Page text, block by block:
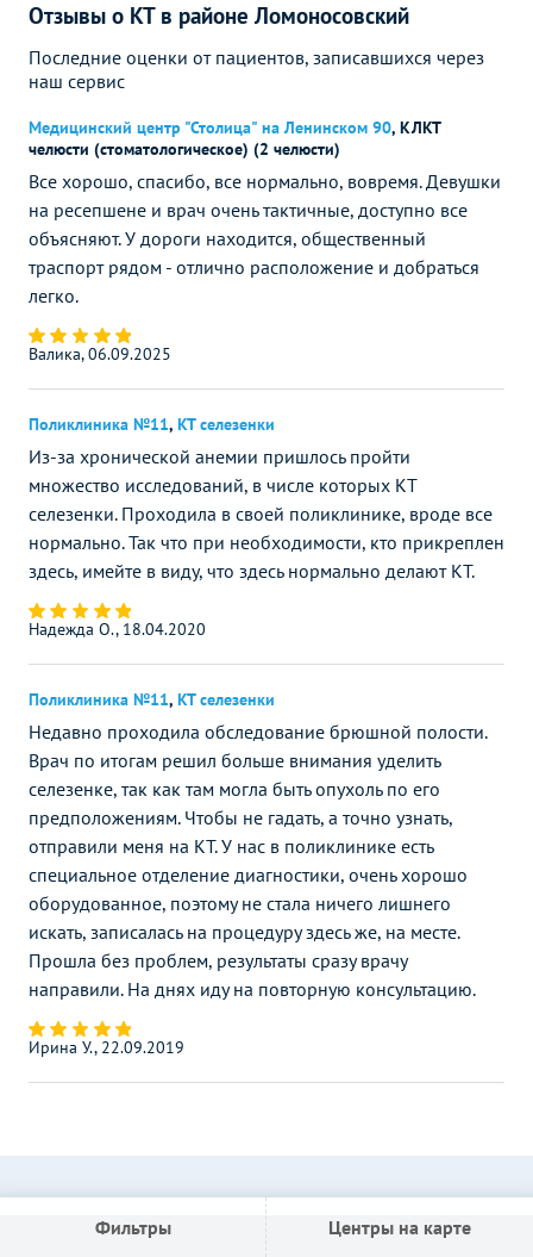
Фильтры Центры на карте
Отзывы о КТ в районе Ломоносовский
Последние оценки от пациентов, записавшихся через
наш сервис
Медицинский центр "Столица" на Ленинском 90, КЛКТ
челюсти (стоматологическое) (2 челюсти)
Все хорошо, спасибо, все нормально, вовремя. Девушки
на ресепшене и врач очень тактичные, доступно все
объясняют. У дороги находится, общественный
траспорт рядом - отлично расположение и добраться
легко.
Валика, 06.09.2025
Поликлиника №11, КТ селезенки
Из-за хронической анемии пришлось пройти
множество исследований, в числе которых КТ
селезенки. Проходила в своей поликлинике, вроде все
нормально. Так что при необходимости, кто прикреплен
здесь, имейте в виду, что здесь нормально делают КТ.
Надежда О., 18.04.2020
Поликлиника №11, КТ селезенки
Недавно проходила обследование брюшной полости.
Врач по итогам решил больше внимания уделить
селезенке, так как там могла быть опухоль по его
предположениям. Чтобы не гадать, а точно узнать,
отправили меня на КТ. У нас в поликлинике есть
специальное отделение диагностики, очень хорошо
оборудованное, поэтому не стала ничего лишнего
искать, записалась на процедуру здесь же, на месте.
Прошла без проблем, результаты сразу врачу
направили. На днях иду на повторную консультацию.
Ирина У., 22.09.2019